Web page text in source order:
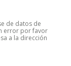
de datos de
error por favor
a la dirección